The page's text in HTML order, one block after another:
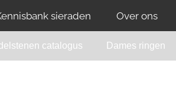
sieraden Over ons
catalogus Dames ringen